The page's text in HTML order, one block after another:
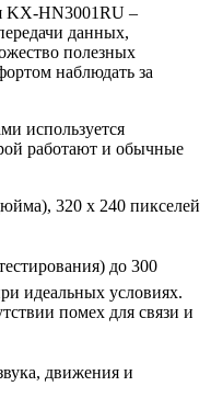
KX-HN3001RU –
данных,
полезных
наблюдать за
используется
работают и обычные
320 x 240 пикселей
до 300
идеальных условиях.
помех для связи и
движения и